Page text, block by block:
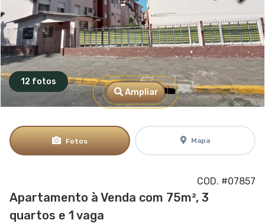
12 fotos
Ampliar
Fotos Mapa
COD. #07857
Apartamento à Venda com 75m², 3
quartos e 1 vaga